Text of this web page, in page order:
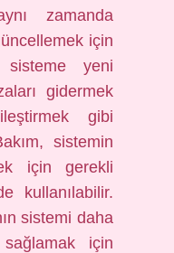
zamanda
için
sisteme yeni
gidermek
gibi
sistemin
için gerekli
kullanılabilir.
sistemi daha
sağlamak için